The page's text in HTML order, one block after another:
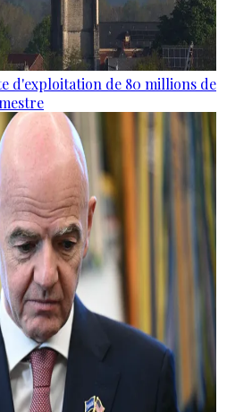
d'exploitation de 80 millions de